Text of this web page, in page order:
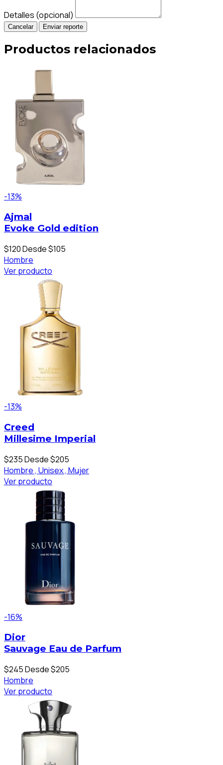
Detalles (opcional)
Cancelar Enviar reporte
Productos relacionados
-13%
Ajmal
Evoke Gold edition
$120Desde $105
Hombre
Ver producto
-13%
Creed
Millesime Imperial
$235Desde $205
Hombre , Unisex , Mujer
Ver producto
-16%
Dior
Sauvage Eau de Parfum
$245Desde $205
Hombre
Ver producto